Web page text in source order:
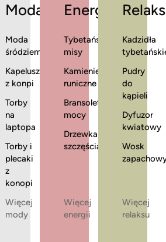
Moda
Moda
śródziemnomorska
Kapelusze
z konpi
Torby
na
laptopa
Torby i
plecaki
z
konopi
Więcej
mody
Energia
Tybetańskie
misy
Kamienie
runiczne
Bransoletki
mocy
Drzewka
szczęścia
Więcej
energii
Relaks
Kadzidła
Pudry
do
kąpieli
Dyfuzor
kwiatowy
Wosk
Więcej
relaksu